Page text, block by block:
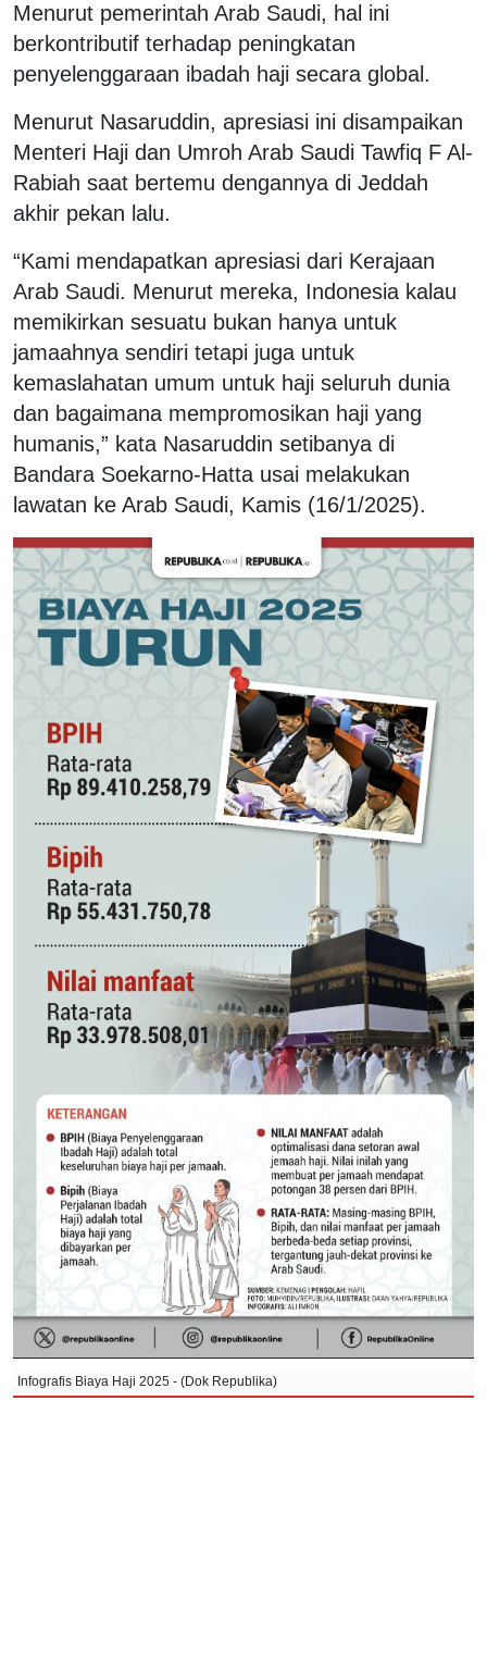
Menurut pemerintah Arab Saudi, hal ini
berkontributif terhadap peningkatan
penyelenggaraan ibadah haji secara global.
Menurut Nasaruddin, apresiasi ini disampaikan
Menteri Haji dan Umroh Arab Saudi Tawfiq F Al-
Rabiah saat bertemu dengannya di Jeddah
akhir pekan lalu.
“Kami mendapatkan apresiasi dari Kerajaan
Arab Saudi. Menurut mereka, Indonesia kalau
memikirkan sesuatu bukan hanya untuk
jamaahnya sendiri tetapi juga untuk
kemaslahatan umum untuk haji seluruh dunia
dan bagaimana mempromosikan haji yang
humanis,” kata Nasaruddin setibanya di
Bandara Soekarno-Hatta usai melakukan
lawatan ke Arab Saudi, Kamis (16/1/2025).
Infografis Biaya Haji 2025 - (Dok Republika)